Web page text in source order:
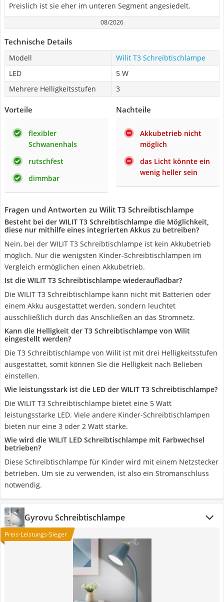
Preislich ist sie eher im unteren Segment angesiedelt.
08/2026
Technische Details
Modell
Wilit T3 Schreibtischlampe
LED
5 W
Mehrere Helligkeitsstufen
3
Vorteile
flexibler
Schwanenhals
rutschfest
dimmbar
Nachteile
Akkubetrieb nicht
möglich
das Licht könnte ein
wenig heller sein
Fragen und Antworten zu Wilit T3 Schreibtischlampe
Besteht bei der WILIT T3 Schreibtischlampe die Möglichkeit,
diese nur mithilfe eines integrierten Akkus zu betreiben?
Nein, bei der WILIT T3 Schreibtischlampe ist kein Akkubetrieb
möglich. Nur die wenigsten Kinder-Schreibtischlampen im
Vergleich ermöglichen einen Akkubetrieb.
Ist die WILIT T3 Schreibtischlampe wiederaufladbar?
Die WILIT T3 Schreibtischlampe kann nicht mit Batterien oder
einem Akku ausgestattet werden, sondern leuchtet
ausschließlich durch das Anschließen an das Stromnetz.
Kann die Helligkeit der T3 Schreibtischlampe von Wilit
eingestellt werden?
Die T3 Schreibtischlampe von Wilit ist mit drei Helligkeitsstufen
ausgestattet, somit können Sie die Helligkeit nach Belieben
einstellen.
Wie leistungsstark ist die LED der WILIT T3 Schreibtischlampe?
Die WILIT T3 Schreibtischlampe bietet eine 5 Watt
leistungsstarke LED. Viele andere Kinder-Schreibtischlampen
bieten nur eine 3 oder 2 Watt starke.
Wie wird die WILIT LED Schreibtischlampe mit Farbwechsel
betrieben?
Diese Schreibtischlampe für Kinder wird mit einem Netzstecker
betrieben. Um sie zu verwenden, ist also ein Stromanschluss
notwendig.
Gyrovu Schreibtischlampe
Preis-Leistungs-Sieger